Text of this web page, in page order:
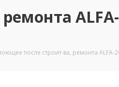
после строит-ва, ремонта ALFA-